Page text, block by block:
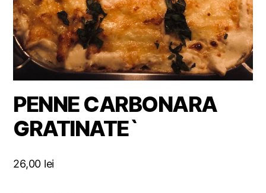
PENNE CARBONARA
GRATINATE`
26,00 lei